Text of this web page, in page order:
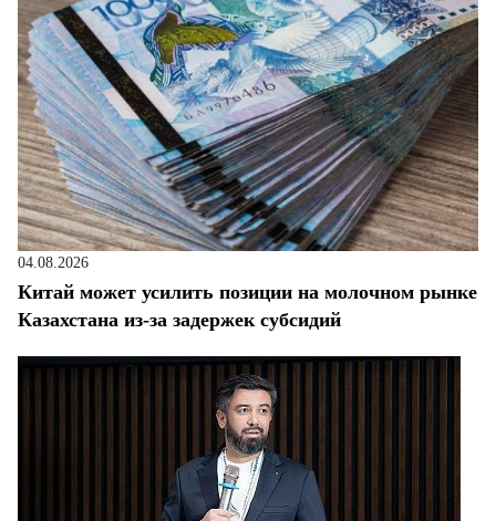
04.08.2026
Китай может усилить позиции на молочном рынке
Казахстана из-за задержек субсидий